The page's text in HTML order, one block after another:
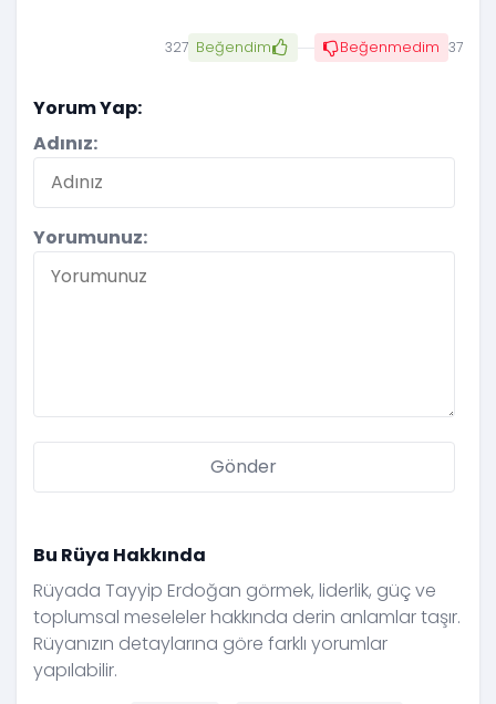
327 Beğendim Beğenmedim 37
Yorum Yap:
Adınız:
Yorumunuz:
Bu Rüya Hakkında
Rüyada Tayyip Erdoğan görmek, liderlik, güç ve
toplumsal meseleler hakkında derin anlamlar taşır.
Rüyanızın detaylarına göre farklı yorumlar
yapılabilir.